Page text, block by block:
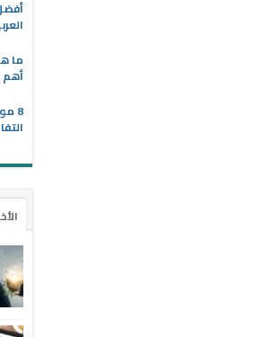
ما
أهم
8